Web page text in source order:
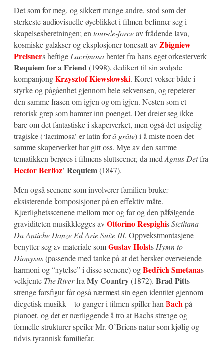
Det som for meg, og sikkert mange andre, stod som det
sterkeste audiovisuelle øyeblikket i filmen befinner seg i
skapelsesberetningen; entour-de-forceav frådende lava,
kosmiske galakser og eksplosjoner tonesatt avZbigniew
Preisners heftigeLacrimosahentet fra hans eget orkesterverk
Requiem for a Friend(1998), dedikert til sin avdøde
kompanjongKrzysztof Kiewslowski. Koret vokser både i
styrke og pågåenhet gjennom hele sekvensen, og repeterer
den samme frasen om igjen og om igjen. Nesten som et
retorisk grep som hamrer inn poenget. Det dreier seg ikke
bare om det fantastiske i skaperverket, men også det usigelig
tragiske (‘lacrimosa’ er latin forå gråte) i å miste noen det
samme skaperverket har gitt oss. Mye av den samme
tematikken berøres i filmens sluttscener, da medAgnus Deifra
Hector Berlioz’ Requiem(1847).
Men også scenene som involverer familien bruker
eksisterende komposisjoner på en effektiv måte.
Kjærlighetsscenene mellom mor og far og den påfølgende
graviditeten musikklegges avOttorino RespighisSiciliana
Da Antiche Danze Ed Arie Suite III. Oppvekstmontasjene
benytter seg av materiale somGustav HolstsHymn to
Dionysus(passende med tanke på at det hersker overveiende
harmoni og “nytelse” i disse scenene) ogBedřich Smetanas
velkjente The RiverfraMy Country(1872). Brad Pitts
strenge farsfigur får også nærmest sin egen identitet gjennom
diegetisk musikk – to ganger i filmen spiller hanBachpå
pianoet, og det er nærliggende å tro at Bachs strenge og
formelle strukturer speiler Mr. O’Briens natur som kjølig og
tidvis tyrannisk familiefar.